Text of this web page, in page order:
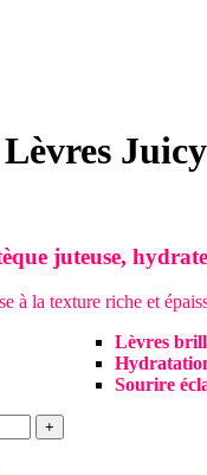
juteuse,
à la texture riche et
Lèvres
Sourire